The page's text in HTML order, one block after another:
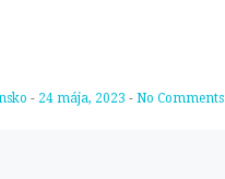
- 24 mája, 2023 - No Comments